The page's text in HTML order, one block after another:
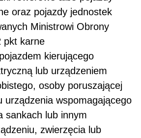
oraz pojazdy jednostek
Ministrowi Obrony
pkt karne
kierującego
lub urządzeniem
osoby poruszającej
urządzenia wspomagającego
sankach lub innym
zwierzęcia lub